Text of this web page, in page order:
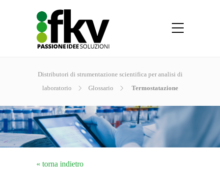
Distributori di strumentazione scientifica per analisi di
laboratorio
Glossario Termostatazione
« torna indietro